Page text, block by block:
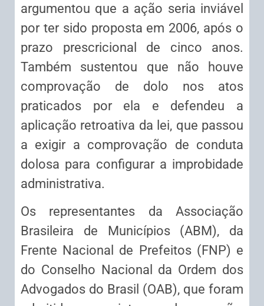
argumentou que a ação seria inviável
por ter sido proposta em 2006, após o
prazo prescricional de cinco anos.
Também sustentou que não houve
comprovação de dolo nos atos
praticados por ela e defendeu a
aplicação retroativa da lei, que passou
a exigir a comprovação de conduta
dolosa para configurar a improbidade
administrativa.
Os representantes da Associação
Brasileira de Municípios (ABM), da
Frente Nacional de Prefeitos (FNP) e
do Conselho Nacional da Ordem dos
Advogados do Brasil (OAB), que foram